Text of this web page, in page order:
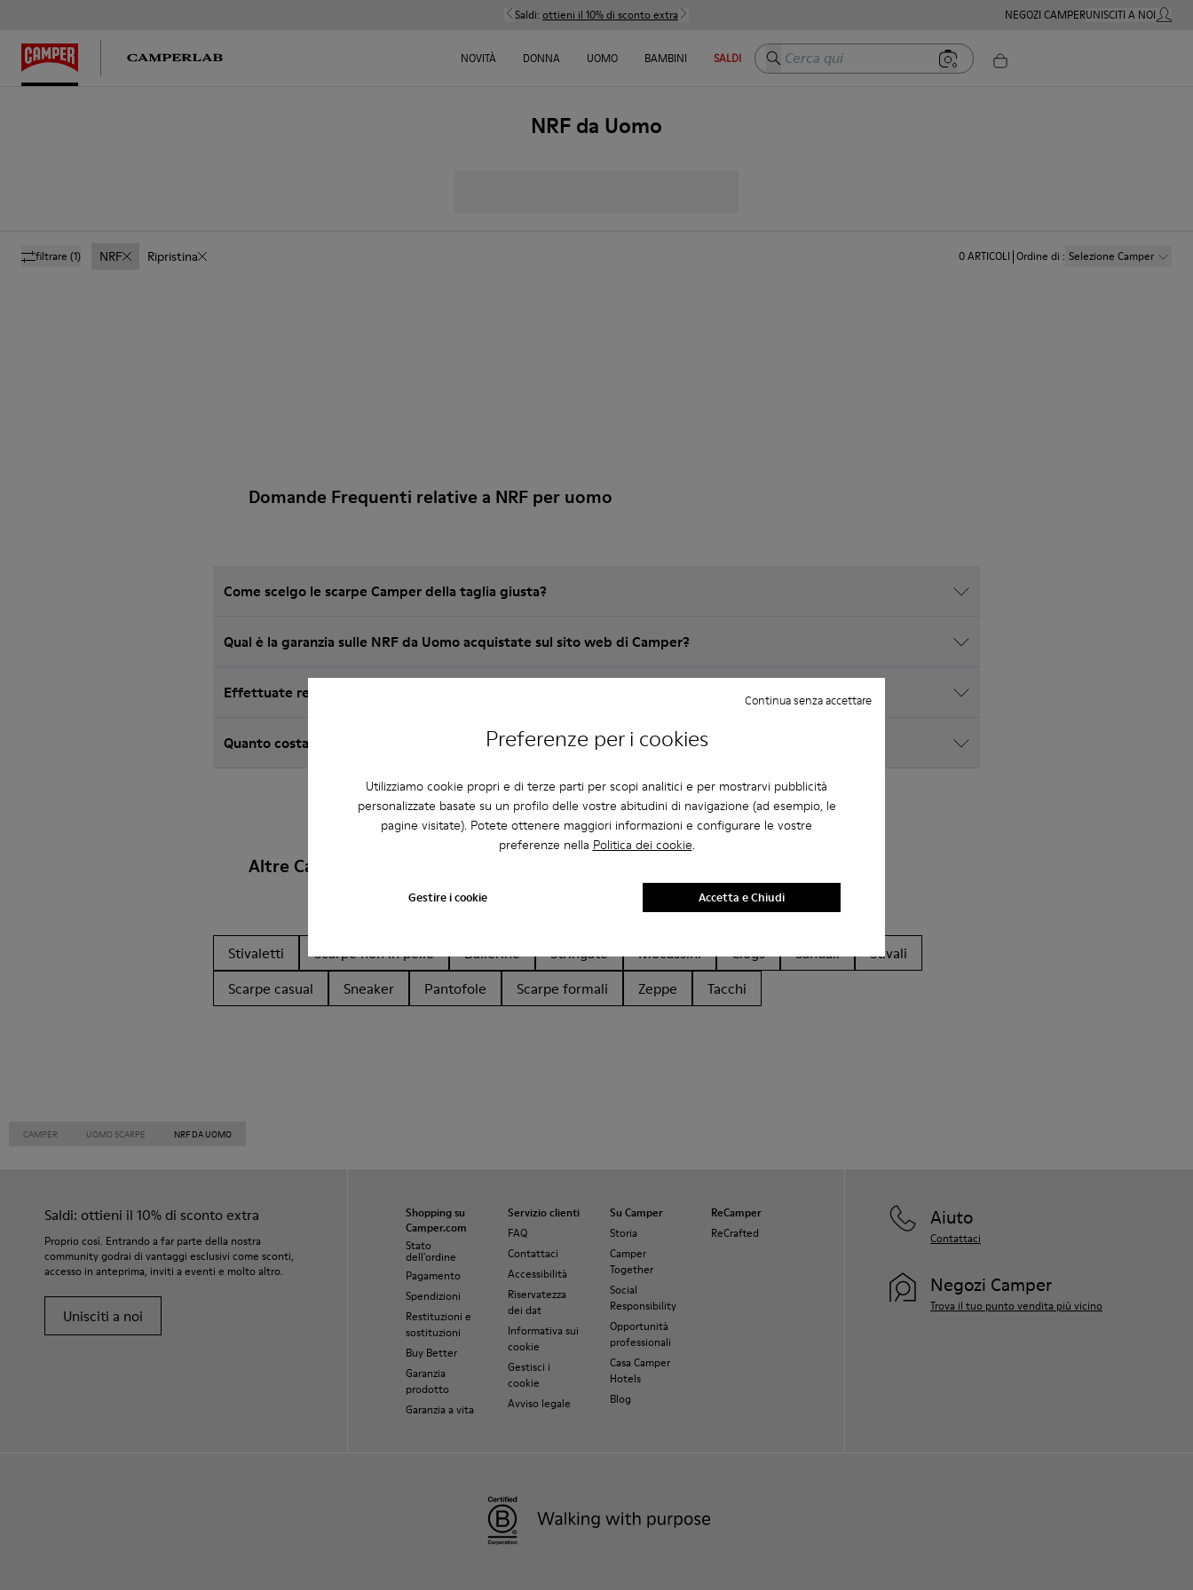
Preferenze per i cookies
Utilizziamo cookie propri e di terze parti per scopi analitici e per mostrarvi pubblicità
personalizzate basate su un profilo delle vostre abitudini di navigazione (ad esempio, le
pagine visitate). Potete ottenere maggiori informazioni e configurare le vostre
preferenze nella Politica dei cookie.
Gestire i cookie
Continua senza accettare
Accetta e Chiudi
Saldi: ottieni il 10% di sconto extra NEGOZI CAMPERUNISCITI A NOIMIO
NOVITÀ DONNA UOMO BAMBINI SALDI Cerca qui
NRF da Uomo
filtrare (1) NRF Ripristina 0ARTICOLI Ordine di : Selezione Camper
Domande Frequenti relative a NRF per uomo
Come scelgo le scarpe Camper della taglia giusta?
Qual è la garanzia sulle NRF da Uomo acquistate sul sito web di Camper?
Effettuate resi in Camper?
Quanto costa la spedizione per le scarpe casual da uomo Camper?
Altre Categorie
Stivaletti Scarpe non in pelle Ballerine Stringate Mocassini Clogs Sandali
Stivali
Scarpe casual
Sneaker Pantofole Scarpe formali Zeppe Tacchi
CAMPER UOMO SCARPE NRF DA UOMO
Saldi: ottieni il 10% di sconto extra
Proprio così. Entrando a far parte della nostra
community godrai di vantaggi esclusivi come sconti,
accesso in anteprima, inviti a eventi e molto altro.
Unisciti a noi
Shopping su
Camper.com
Stato
dell'ordine
Pagamento
Spendizioni
Restituzioni e
sostituzioni
Buy Better
Garanzia
prodotto
Garanzia a vita
Servizio clienti
FAQ
Contattaci
Accessibilità
Riservatezza
dei dat
Informativa sui
cookie
Gestisci i
cookie
Avviso legale
Su Camper
Storia
Camper
Together
Social
Responsibility
Opportunità
professionali
Casa Camper
Hotels
Blog
ReCamper
ReCrafted
Aiuto
Contattaci
Negozi Camper
Trova il tuo punto vendita più vicino